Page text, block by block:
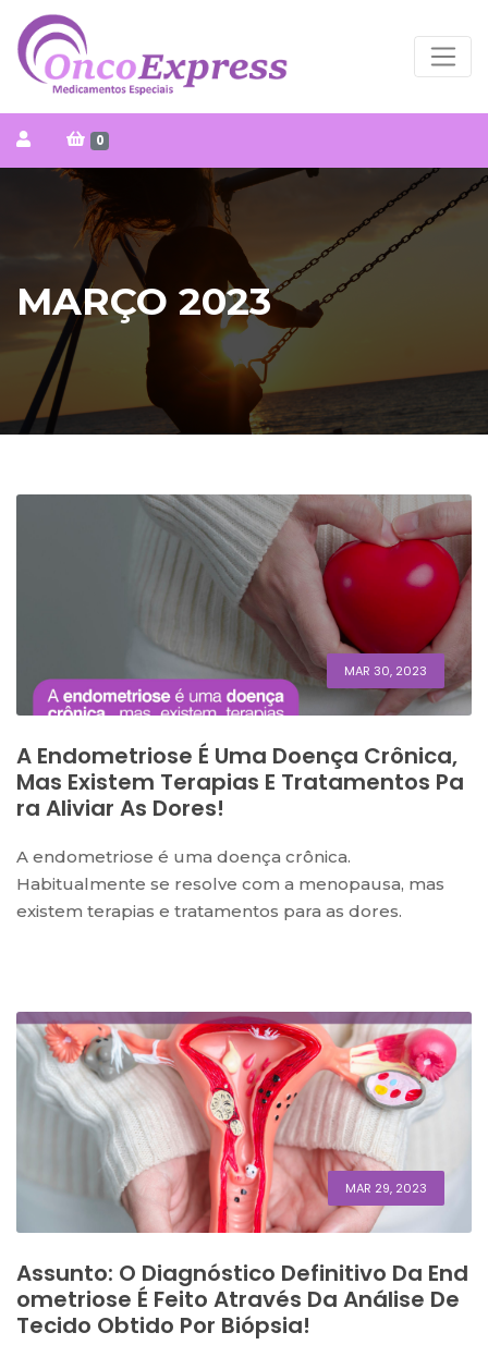
0
MARÇO 2023
MAR 30, 2023
A Endometriose É Uma Doença Crônica,
Mas Existem Terapias E Tratamentos Pa
Ra Aliviar As Dores!
A endometriose é uma doença crônica.
Habitualmente se resolve com a menopausa, mas
existem terapias e tratamentos para as dores.
MAR 29, 2023
Assunto: O Diagnóstico Definitivo Da End
Ometriose É Feito Através Da Análise De
Tecido Obtido Por Biópsia!